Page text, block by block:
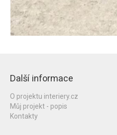
Další informace
O projektu interiery.cz
Můj projekt - popis
Kontakty